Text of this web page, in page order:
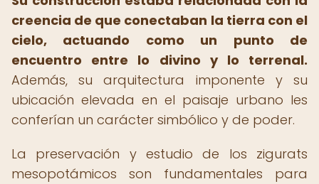
creencia de que conectaban la tierra con el
cielo, actuando como un punto de
encuentro entre lo divino y lo terrenal.
Además, su arquitectura imponente y su
ubicación elevada en el paisaje urbano les
conferían un carácter simbólico y de poder.
La preservación y estudio de los zigurats
mesopotámicos son fundamentales para